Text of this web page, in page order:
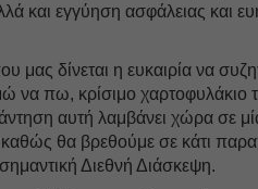
και εγγύηση ασφάλειας και
μας δίνεται η ευκαιρία να
να πω, κρίσιμο χαρτοφυλάκιο
αυτή λαμβάνει χώρα σε
καθώς θα βρεθούμε σε κάτι
Διεθνή Διάσκεψη.